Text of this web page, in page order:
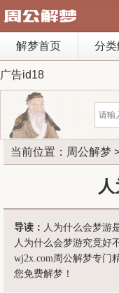
解梦首页 分
广告id18
当前位置： 周公解梦
导读： 人为什么会梦游
人为什么会梦游究竟好
wj2x.com周公解梦专门
您免费解梦！